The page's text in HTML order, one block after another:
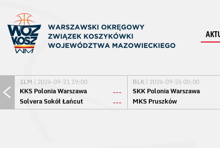
1LM | 2026-09-21 19:00
KKS Polonia Warszawa
---
Solvera Sokół Łańcut
---
BLK | 2026-09-26 00:00
SKK Polonia Warszawa
MKS Pruszków